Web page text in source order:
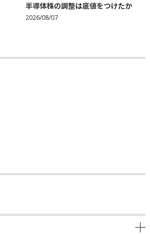
半導体株の調整は底値をつけたか
2026/08/07